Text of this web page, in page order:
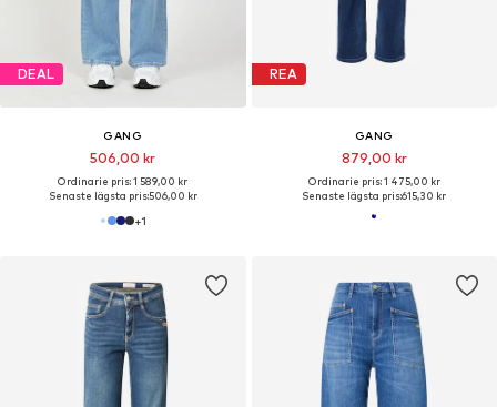
DEAL
GANG
506,00 kr
Ordinarie pris: 1 589,00 kr
Senaste lägsta pris:506,00 kr
+1
REA
GANG
879,00 kr
Ordinarie pris: 1 475,00 kr
Senaste lägsta pris:615,30 kr